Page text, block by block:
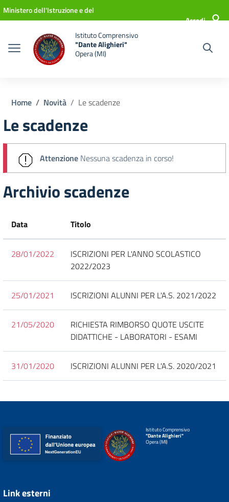
Vai ai contenuti
Vai al menu di navigazione
Vai al footer
Ministero dell'Istruzione e del
Accedi
Istituto Comprensivo
"Dante Alighieri"
Opera (MI)
Home Novità Le scadenze
Le scadenze
Attenzione Nessuna scadenza in corso!
Archivio scadenze
Data Titolo
28/01/2022
ISCRIZIONI PER L'ANNO SCOLASTICO
2022/2023
25/01/2021 ISCRIZIONI ALUNNI PER L'A.S. 2021/2022
21/05/2020
RICHIESTA RIMBORSO QUOTE USCITE
DIDATTICHE - LABORATORI - ESAMI
31/01/2020 ISCRIZIONI ALUNNI PER L'A.S. 2020/2021
Istituto Comprensivo
"Dante Alighieri"
Opera (MI)
Link esterni